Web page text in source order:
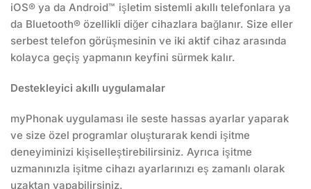
iOS® ya da Android™ işletim sistemli akıllı telefonlara ya
da Bluetooth® özellikli diğer cihazlara bağlanır. Size eller
serbest telefon görüşmesinin ve iki aktif cihaz arasında
kolayca geçiş yapmanın keyfini sürmek kalır.
Destekleyici akıllı uygulamalar
myPhonak uygulaması ile seste hassas ayarlar yaparak
ve size özel programlar oluşturarak kendi işitme
deneyiminizi kişiselleştirebilirsiniz. Ayrıca işitme
uzmanınızla işitme cihazı ayarlarınızı eş zamanlı olarak
uzaktan yapabilirsiniz.